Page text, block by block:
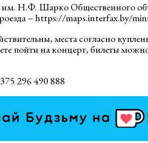
Н.Ф. Шарко Общественного
– https://maps.interfax.by/
места согласно
пойти на концерт, билеты
296 490 888